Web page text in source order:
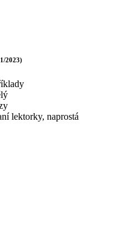
2023)
lektorky, naprostá